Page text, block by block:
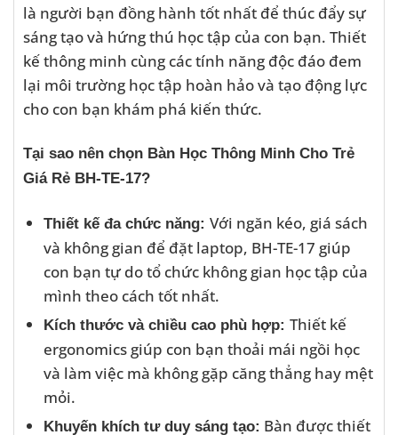
là người bạn đồng hành tốt nhất để thúc đẩy sự
sáng tạo và hứng thú học tập của con bạn. Thiết
kế thông minh cùng các tính năng độc đáo đem
lại môi trường học tập hoàn hảo và tạo động lực
cho con bạn khám phá kiến thức.
Tại sao nên chọn Bàn Học Thông Minh Cho Trẻ
Giá Rẻ BH-TE-17?
Thiết kế đa chức năng: Với ngăn kéo, giá sách
và không gian để đặt laptop, BH-TE-17 giúp
con bạn tự do tổ chức không gian học tập của
mình theo cách tốt nhất.
Kích thước và chiều cao phù hợp: Thiết kế
ergonomics giúp con bạn thoải mái ngồi học
và làm việc mà không gặp căng thẳng hay mệt
mỏi.
Khuyến khích tư duy sáng tạo: Bàn được thiết